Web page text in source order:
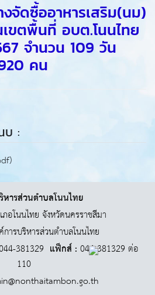
งจัดซื้ออาหารเสริม(นม)
เขตพื้นที่ อบต.โนนไทย
จำนวน 109 วัน
คน
บ :
หารส่วนตำบลโนนไทย
อโนนไทย จังหวัดนครราชสีมา
ารบริหารส่วนตำบลโนนไทย
381329 แฟ็กส์ : 044-381329 ต่อ
110